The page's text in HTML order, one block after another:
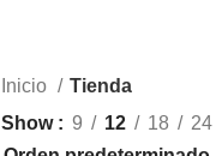
Inicio
Tienda
Show
9 12 18 24